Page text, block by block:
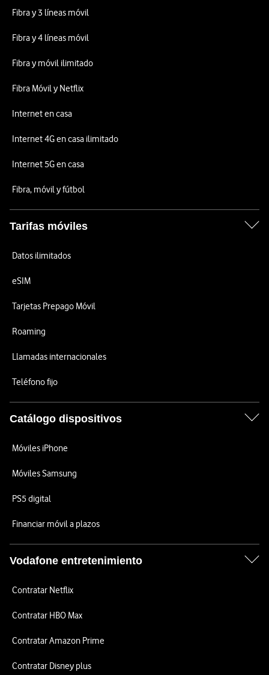
Fibra y 3 líneas móvil
Fibra y 4 líneas móvil
Fibra y móvil ilimitado
Fibra Móvil y Netflix
Internet en casa
Internet 4G en casa ilimitado
Internet 5G en casa
Fibra, móvil y fútbol
Tarifas móviles
Datos ilimitados
eSIM
Tarjetas Prepago Móvil
Roaming
Llamadas internacionales
Teléfono fijo
Catálogo dispositivos
Móviles iPhone
Móviles Samsung
PS5 digital
Financiar móvil a plazos
Vodafone entretenimiento
Contratar Netflix
Contratar HBO Max
Contratar Amazon Prime
Contratar Disney plus